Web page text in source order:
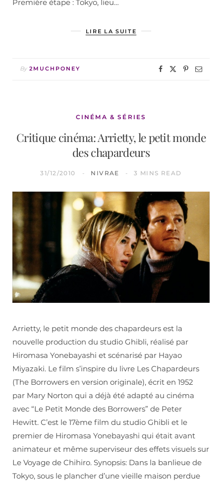
Première étape : Tokyo, lieu…
LIRE LA SUITE
By 2MUCHPONEY
CINÉMA & SÉRIES
Critique cinéma: Arrietty, le petit monde
des chapardeurs
31/12/2010 NIVRAE 3 MINS READ
Arrietty, le petit monde des chapardeurs est la
nouvelle production du studio Ghibli, réalisé par
Hiromasa Yonebayashi et scénarisé par Hayao
Miyazaki. Le film s’inspire du livre Les Chapardeurs
(The Borrowers en version originale), écrit en 1952
par Mary Norton qui a déjà été adapté au cinéma
avec “Le Petit Monde des Borrowers” de Peter
Hewitt. C’est le 17ème film du studio Ghibli et le
premier de Hiromasa Yonebayashi qui était avant
animateur et même superviseur des effets visuels sur
Le Voyage de Chihiro. Synopsis: Dans la banlieue de
Tokyo, sous le plancher d’une vieille maison perdue